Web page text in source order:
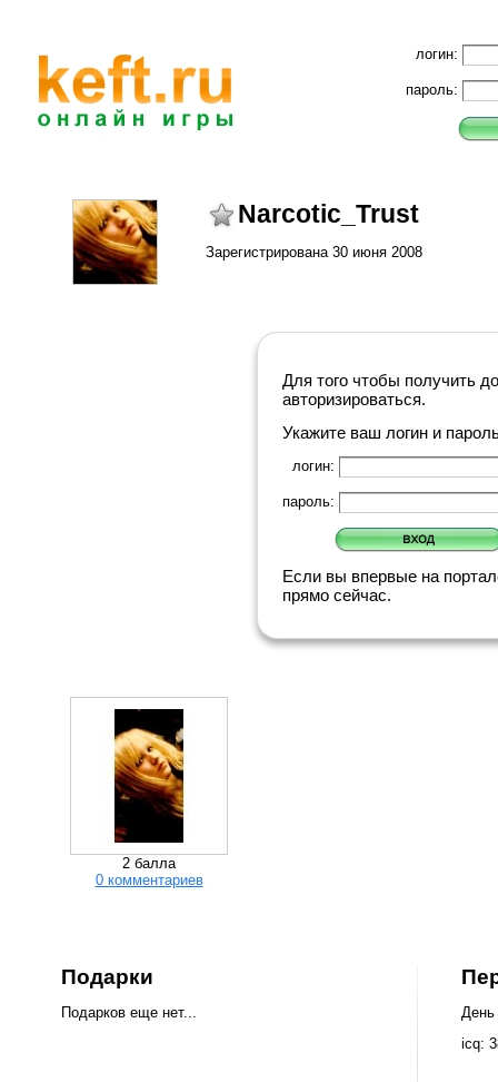
логин:
пароль:
Narcotic_Trust
Зарегистрирована 30 июня 2008
Для того чтобы получить
авторизироваться.
Укажите ваш логин и
логин:
пароль:
Если вы впервые на
прямо сейчас.
2 балла
0 комментариев
Подарки
Подарков еще нет...
День
icq: